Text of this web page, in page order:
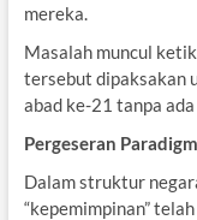
mereka.
Masalah muncul
tersebut dipaksakan
abad ke-21 tanpa
Pergeseran
Dalam struktur
“kepemimpinan”